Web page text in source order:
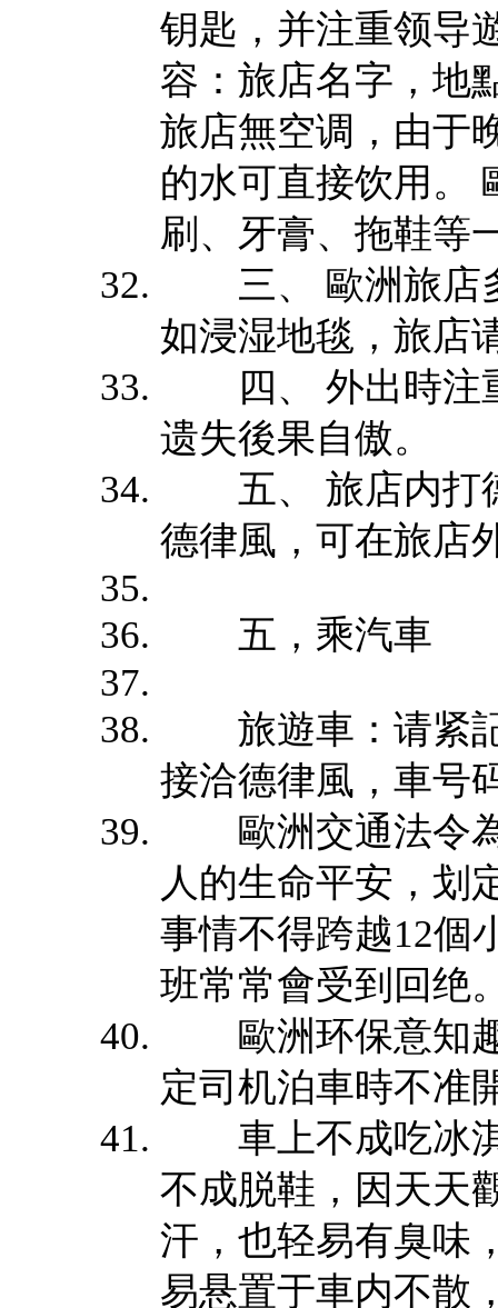
钥匙，并注重领导
容：旅店名字，地
旅店無空调，由于
的水可直接饮用。
刷、牙膏、拖鞋等
三、 歐洲旅店
如浸湿地毯，旅店
四、 外出時注
遗失後果自傲。
五、 旅店内打
德律風，可在旅店
五，乘汽車
旅遊車：请紧記
接洽德律風，車号
歐洲交通法令為
人的生命平安，划
事情不得跨越12個
班常常會受到回绝
歐洲环保意知趣
定司机泊車時不准
車上不成吃冰淇
不成脱鞋，因天天
汗，也轻易有臭味
易悬置于車内不散